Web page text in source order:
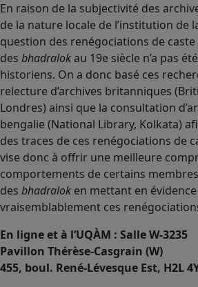
En raison de la subjectivité des
de la nature locale de l’institution de
question des renégociations de caste
des bhadralokau 19e siècle n’a pas
historiens. On a donc basé ces
relecture d’archives britanniques
Londres) ainsi que la consultation
bengalie (National Library, Kolkata)
des traces de ces renégociations de
vise donc à offrir une meilleure
comportements de certains membres
des bhadralok en mettant en
vraisemblablement ces
En ligne et à l’UQÀM : Salle W-3235
Pavillon Thérèse-Casgrain (W)
455, boul. René-Lévesque Est, H2L